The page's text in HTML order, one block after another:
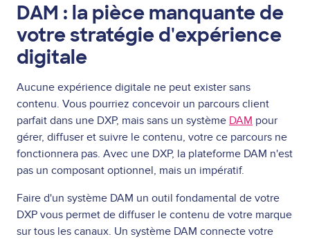
DAM : la pièce manquante de
votre stratégie d'expérience
digitale
Aucune expérience digitale ne peut exister sans
contenu. Vous pourriez concevoir un parcours client
parfait dans une DXP, mais sans un système DAM pour
gérer, diffuser et suivre le contenu, votre ce parcours ne
fonctionnera pas. Avec une DXP, la plateforme DAM n'est
pas un composant optionnel, mais un impératif.
Faire d'un système DAM un outil fondamental de votre
DXP vous permet de diffuser le contenu de votre marque
sur tous les canaux. Un système DAM connecte votre